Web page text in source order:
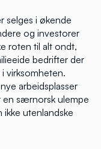
selges i økende
og investorer
roten til alt ondt,
bedrifter der
virksomheten.
arbeidsplasser
en særnorsk ulempe
ikke utenlandske